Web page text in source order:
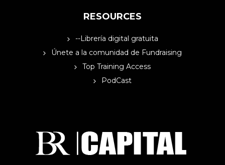
RESOURCES
--Librería digital gratuita
Únete a la comunidad de Fundraising
Top Training Access
PodCast